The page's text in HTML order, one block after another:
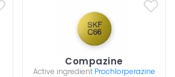
Compazine
Active ingredient Prochlorperazine